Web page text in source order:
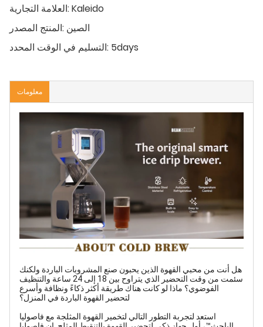
العلامة التجارية:Kaleido
المنتج المصدر: الصين
التسليم في الوقت المحدد: 5days
معلومات
هل أنت من محبي القهوة الذين يحبون صنع المشروبات الباردة ولكنك
سئمت من وقت التحضير الذي يتراوح بين 18 إلى 24 ساعة والتنظيف
الفوضوي؟ ماذا لو كانت هناك طريقة أكثر ذكاءً ونظافة وأسرع
لتحضير القهوة الباردة في المنزل؟
استعد لتجربة التطور التالي لتخمير القهوة المثلجة مع فاصوليا